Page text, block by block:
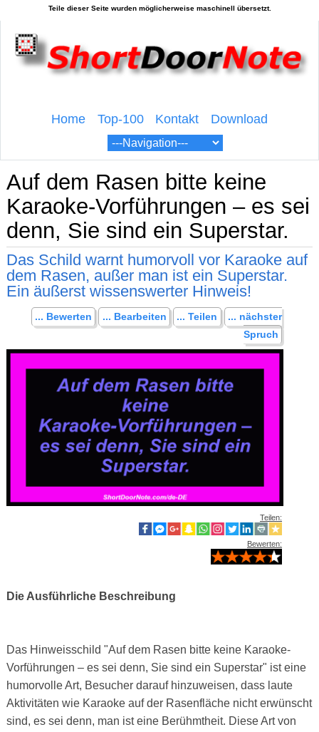
Home Top-100 Kontakt Download
Auf dem Rasen bitte keine
Karaoke-Vorführungen – es sei
denn, Sie sind ein Superstar.
Das Schild warnt humorvoll vor Karaoke auf
dem Rasen, außer man ist ein Superstar.
Ein äußerst wissenswerter Hinweis!
... Bewerten ... Bearbeiten ... Teilen
... nächster
Spruch
Teilen:
Bewerten:
Die Ausführliche Beschreibung
Das Hinweisschild "Auf dem Rasen bitte keine Karaoke-
Vorführungen – es sei denn, Sie sind ein Superstar" ist eine
humorvolle Art, Besucher darauf hinzuweisen, dass laute
Aktivitäten wie Karaoke auf der Rasenfläche nicht erwünscht
sind, es sei denn, man ist eine Berühmtheit. Diese Art von